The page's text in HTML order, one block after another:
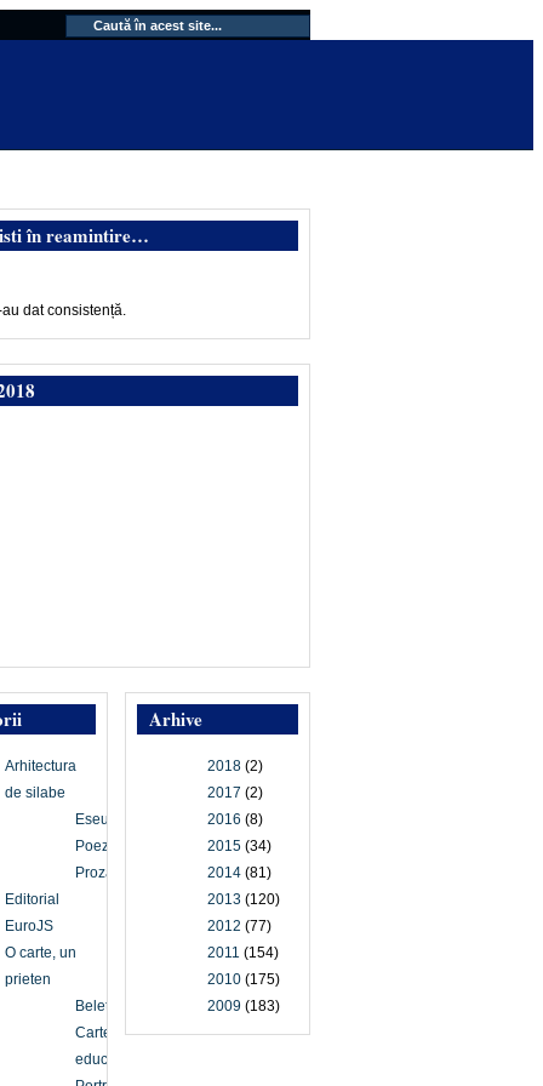
în reamintire…
dat consistență.
Arhive
2018 (2)
2017 (2)
2016 (8)
2015 (34)
2014 (81)
2013 (120)
2012 (77)
2011 (154)
2010 (175)
2009 (183)
Arhitectura
de silabe
Eseu
Poezie
Proză
Editorial
EuroJS
O carte, un
prieten
Beletristică
Carte
educațională